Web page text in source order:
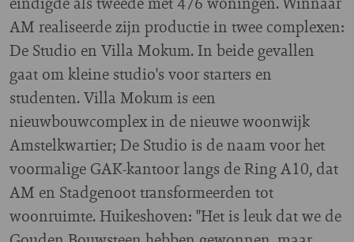
AM realiseerde zijn productie in twee complexen:
De Studio en Villa Mokum. In beide gevallen
gaat om kleine studio's voor starters en
studenten. Villa Mokum is een
nieuwbouwcomplex in de nieuwe woonwijk
Amstelkwartier; De Studio is de naam voor het
voormalige GAK-kantoor langs de Ring A10, dat
AM en Stadgenoot transformeerden tot
woonruimte. Huikeshoven: "Het is leuk dat we de